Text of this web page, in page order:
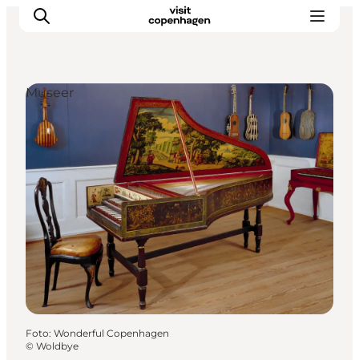
This is Copenhagen
Spis & drik
Områder
Planlæg din tur
CopenPay
Copenhagen Card
Museer
Foto: Wonderful Copenhagen
© Woldbye